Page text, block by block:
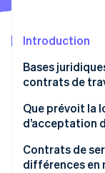
Identity
Découvrez
Regarder
Introduction
Bases
contrats de
Contrats de
Contrats de
Que prévoit la
d’acceptation
Contrats de
différences en